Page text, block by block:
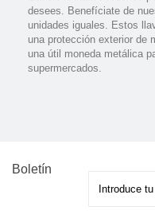
desees. Benefíciate de
unidades iguales. Estos
una protección exterior de
una útil moneda metálica
supermercados.
Boletín